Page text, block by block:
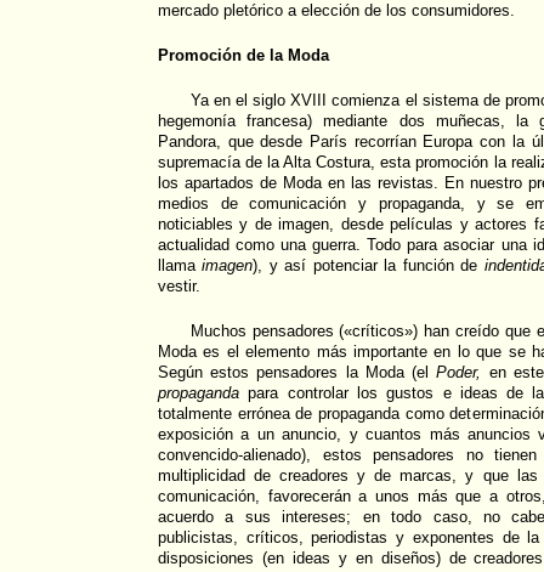
mercado pletórico a elección de los consumidores.
Promoción de la Moda
Ya en el siglo XVIII comienza el sistema de
hegemonía francesa) mediante dos muñecas, la
Pandora, que desde París recorrían Europa con la
supremacía de la Alta Costura, esta promoción la
los apartados de Moda en las revistas. En nuestro
medios de comunicación y propaganda, y se
noticiables y de imagen, desde películas y actores
actualidad como una guerra. Todo para asociar una
llamaimagen), y así potenciar la función de
vestir.
Muchos pensadores («críticos») han creído que
Moda es el elemento más importante en lo que se
Según estos pensadores la Moda (elPoder, en
propaganda para controlar los gustos e ideas de
totalmente errónea de propaganda como
exposición a un anuncio, y cuantos más anuncios
convencido-alienado), estos pensadores no
multiplicidad de creadores y de marcas, y que
comunicación, favorecerán a unos más que a
acuerdo a sus intereses; en todo caso, no
publicistas, críticos, periodistas y exponentes de
disposiciones (en ideas y en diseños) de